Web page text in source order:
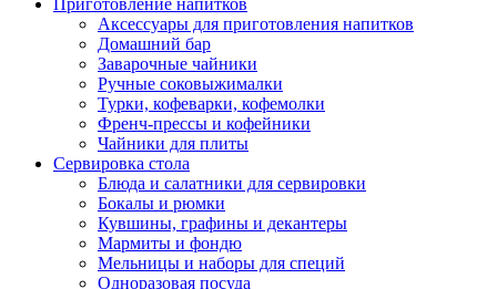
Приготовление напитков
Аксессуары для приготовления напитков
Домашний бар
Заварочные чайники
Ручные соковыжималки
Турки, кофеварки, кофемолки
Френч-прессы и кофейники
Чайники для плиты
Сервировка стола
Блюда и салатники для сервировки
Бокалы и рюмки
Кувшины, графины и декантеры
Мармиты и фондю
Мельницы и наборы для специй
Одноразовая посуда